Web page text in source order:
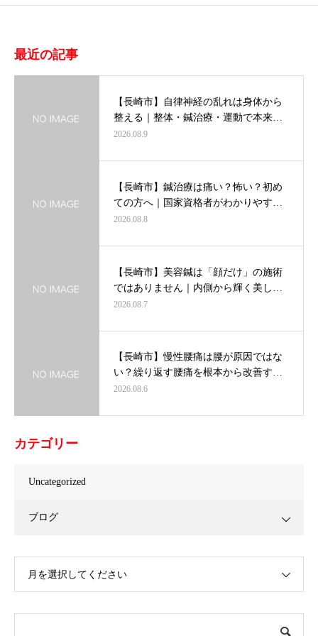
最近の記事
【長崎市】自律神経の乱れは身体から
整える｜整体・鍼治療・運動で本来…
2026.08.9
【長崎市】鍼治療は痛い？怖い？初め
ての方へ｜国家資格者がわかりやす…
2026.08.8
【長崎市】美容鍼は「顔だけ」の施術
ではありません｜内側から輝く美し…
2026.08.7
【長崎市】慢性腰痛は腰が原因ではな
い？繰り返す腰痛を根本から改善す…
2026.08.6
カテゴリー
Uncategorized
ブログ
月を選択してください